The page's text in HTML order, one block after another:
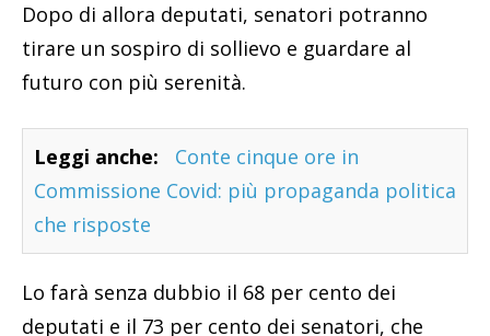
Dopo di allora deputati, senatori potranno
tirare un sospiro di sollievo e guardare al
futuro con più serenità.
Leggi anche:
Conte cinque ore in
Commissione Covid: più propaganda politica
che risposte
Lo farà senza dubbio il 68 per cento dei
deputati e il 73 per cento dei senatori, che